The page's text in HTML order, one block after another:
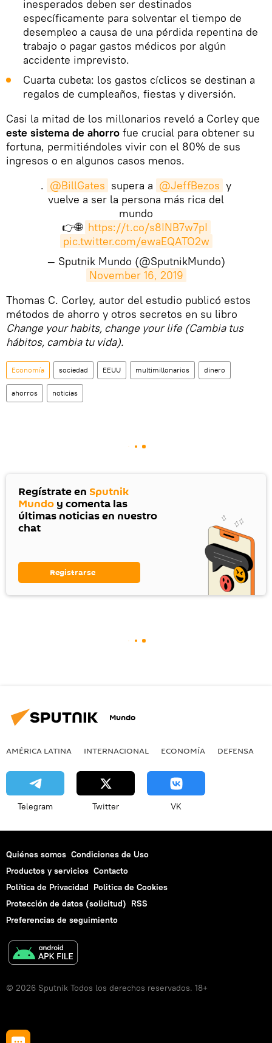
inesperados deben ser destinados
específicamente para solventar el tiempo de
desempleo a causa de una pérdida repentina de
trabajo o pagar gastos médicos por algún
accidente imprevisto.
Cuarta cubeta: los gastos cíclicos se destinan a
regalos de cumpleaños, fiestas y diversión.
Casi la mitad de los millonarios reveló a Corley que
este sistema de ahorro fue crucial para obtener su
fortuna, permitiéndoles vivir con el 80% de sus
ingresos o en algunos casos menos.
. @BillGates supera a @JeffBezos y
vuelve a ser la persona más rica del
mundo
👉🌐 https://t.co/s8INB7w7pI
pic.twitter.com/ewaEQATO2w
— Sputnik Mundo (@SputnikMundo)
November 16, 2019
​Thomas C. Corley, autor del estudio publicó estos
métodos de ahorro y otros secretos en su libro
Change your habits, change your life (Cambia tus
hábitos, cambia tu vida).
Economía sociedad EEUU multimillonarios dinero
ahorros noticias
Regístrate en Sputnik
Mundo y comenta las
últimas noticias en nuestro
chat
Registrarse
Mundo
AMÉRICA LATINA INTERNACIONAL ECONOMÍA DEFENSA
Telegram Twitter VK
Quiénes somos Condiciones de Uso
Productos y servicios Contacto
Política de Privacidad Politica de Cookies
Protección de datos (solicitud) RSS
Preferencias de seguimiento
© 2026 Sputnik Todos los derechos reservados. 18+